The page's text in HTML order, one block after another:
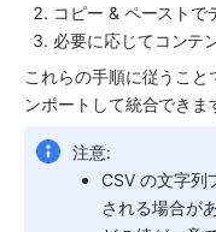
コピー & ペーストで
必要に応じてコンテ
これらの手順に従うこ
ンポートして統合できま
注意:
CSV の文字列
される場合が